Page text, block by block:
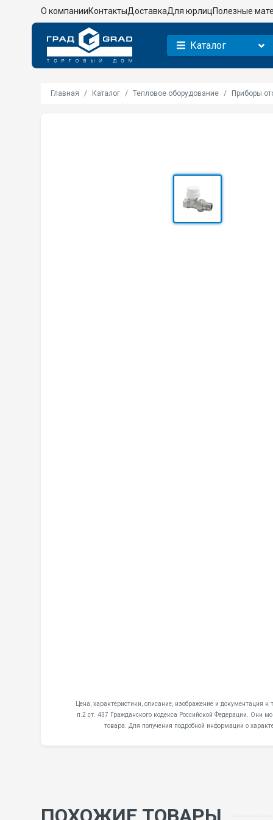
О компанииКонтактыДоставкаДля юрлицПолезные
Каталог
Главная Каталог Тепловое оборудование Приборы
Цена, характеристики, описание, изображение и документация
п.2 ст. 437 Гражданского кодекса Российской Федерации. Они
товара. Для получения подробной информации о